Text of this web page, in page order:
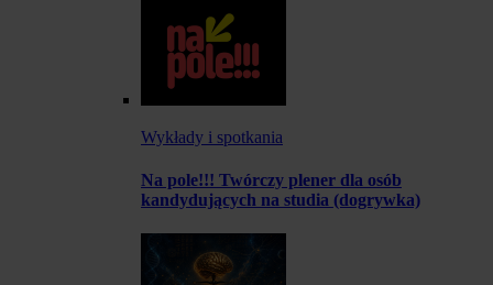
Wykłady i spotkania
Na pole!!! Twórczy plener dla osób
kandydujących na studia (dogrywka)